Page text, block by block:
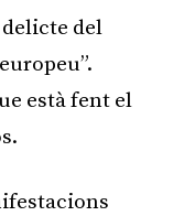
del
està fent el